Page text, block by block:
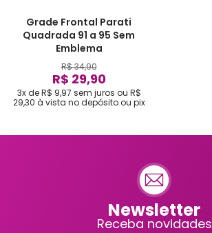
Grade Frontal Parati
Quadrada 91 a 95 Sem
Emblema
R$ 34,90
R$ 29,90
3x de R$ 9,97 sem juros ou R$
29,30 à vista no depósito ou pix
Newsletter
Receba novidades